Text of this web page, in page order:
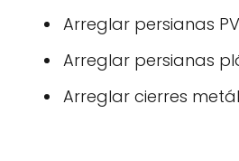
Arreglar persianas
Arreglar persianas
Arreglar cierres